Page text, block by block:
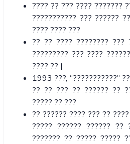
???? ?? ??? ???? ???????
??????????? ??? ??????
???? ???? ???
?? ?? ???? ???????? ???
????????? ??? ????
???? ?? |
1993 ???, “???????????”
?? ?? ??? ?? ?????? ??
????? ?? ???
?? ?????? ???? ??? ??
????? ?????? ??????
??????? ?? ????? ?????